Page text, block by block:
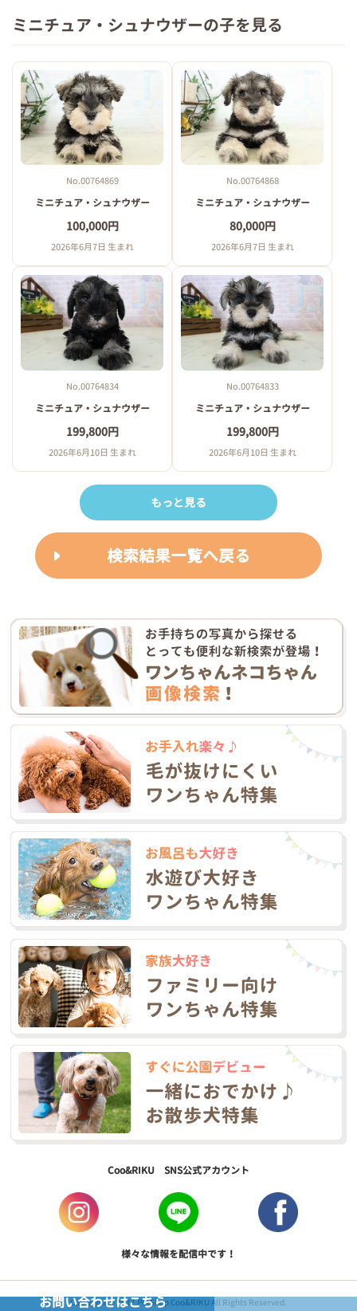
ミニチュア・シュナウザーの子を見る
No.00764869
ミニチュア・シュナウザー
100,000円
2026年6月7日 生まれ
No.00764868
ミニチュア・シュナウザー
80,000円
2026年6月7日 生まれ
No.00764834
ミニチュア・シュナウザー
199,800円
2026年6月10日 生まれ
No.00764833
ミニチュア・シュナウザー
199,800円
2026年6月10日 生まれ
もっと見る
検索結果一覧へ戻る
お問い合わせはこちら
Coo&RIKU SNS公式アカウント
様々な情報を配信中です！
Copyright © 2017 PetShop Coo&RIKU All Rights Reserved.